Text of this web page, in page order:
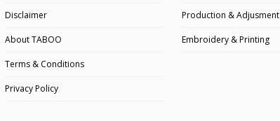
Disclaimer
About TABOO
Terms & Conditions
Privacy Policy
Production & Adjusment
Embroidery & Printing